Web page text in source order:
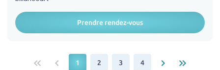
Prendre rendez-vous
keyboard_double_arrow_left keyboard_arrow_left 1 2 3 4 keyboard_arrow_right keyboard_double_arrow_right